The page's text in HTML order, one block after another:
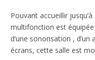
Pouvant accueillir
multifonction est équipée
d’une sonorisation ,
écrans, cette salle est